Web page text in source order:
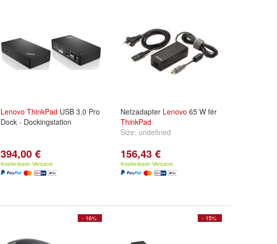
Lenovo ThinkPad USB 3.0 Pro
Dock - Dockingstation
394,00 €
Kostenloser Versand
Netzadapter Lenovo 65 W fér
ThinkPad
Size: undefined
156,43 €
Kostenloser Versand
- 16% - 15%